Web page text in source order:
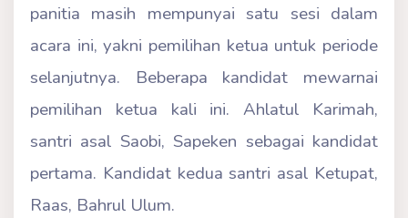
panitia masih mempunyai satu sesi dalam
acara ini, yakni pemilihan ketua untuk periode
selanjutnya. Beberapa kandidat mewarnai
pemilihan ketua kali ini. Ahlatul Karimah,
santri asal Saobi, Sapeken sebagai kandidat
pertama. Kandidat kedua santri asal Ketupat,
Raas, Bahrul Ulum.